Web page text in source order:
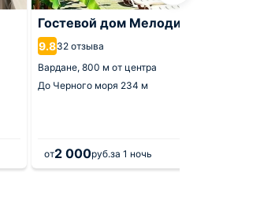
Гостевой дом Мелодия
9.832 отзыва
Вардане, 800 м от центра
До Черного моря 234 м
от2 000руб.за 1 ночь